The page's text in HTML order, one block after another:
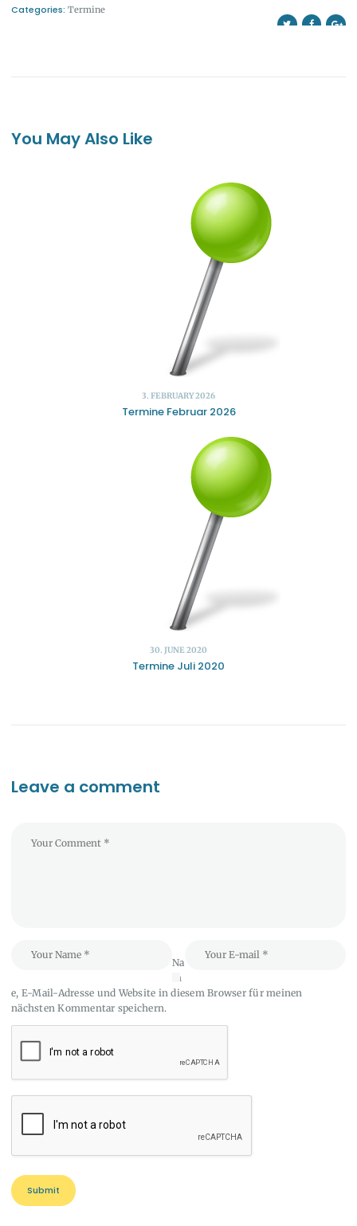
Categories: Termine
You May Also Like
3. FEBRUARY 2026
Termine Februar 2026
30. JUNE 2020
Termine Juli 2020
Leave a comment
Na
m
e, E-Mail-Adresse und Website in diesem Browser für meinen
nächsten Kommentar speichern.